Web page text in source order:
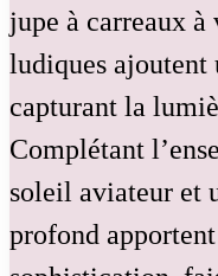
jupe à carreaux
ludiques ajoutent
capturant la
Complétant
soleil aviateur et
profond